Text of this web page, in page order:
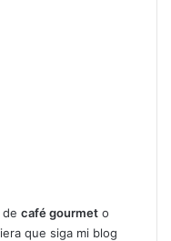
café gourmet o
que siga mi blog